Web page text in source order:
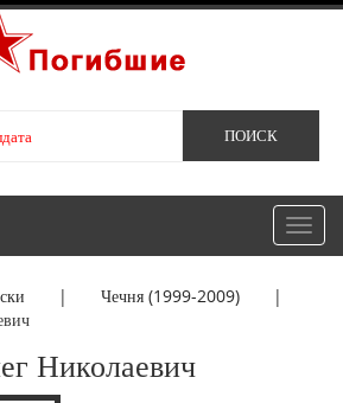
| Чечня (1999-2009)|
Николаевич